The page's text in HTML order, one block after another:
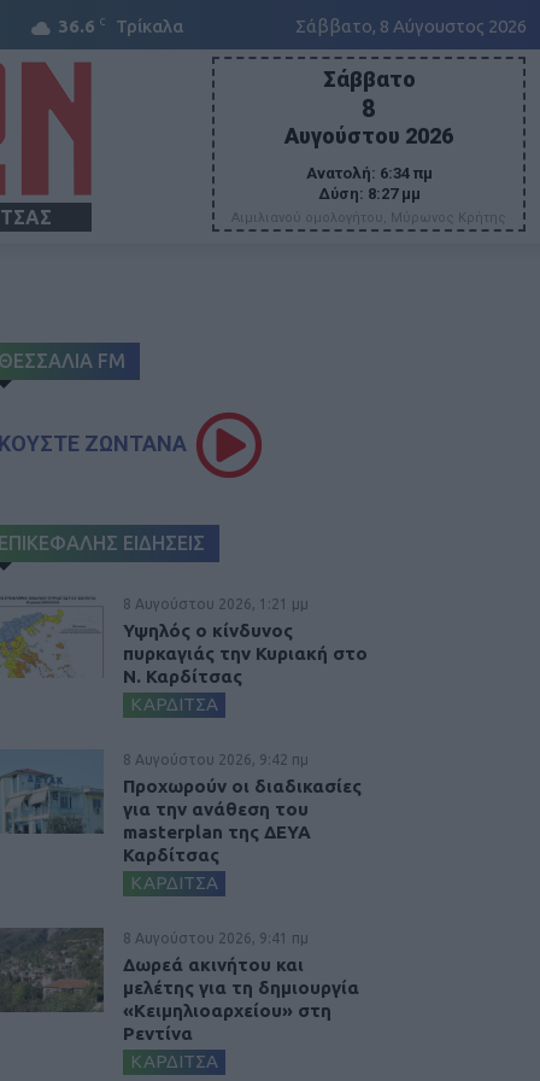
36.6 C Τρίκαλα Σάββατο, 8 Αύγουστος 2026
Σάββατο
8
Αυγούστου 2026
Ανατολή: 6:34 πμ
Δύση: 8:27 μμ
Αιμιλιανού ομολογήτου, Μύρωνος Κρήτης
ΘΕΣΣΑΛΙΑ FM
ΖΩΝΤΑΝΑ
ΕΠΙΚΕΦΑΛΗΣ ΕΙΔΗΣΕΙΣ
8 Αυγούστου 2026, 1:21 μμ
Υψηλός ο κίνδυνος
πυρκαγιάς την Κυριακή στο
Ν. Καρδίτσας
ΚΑΡΔΙΤΣΑ
8 Αυγούστου 2026, 9:42 πμ
Προχωρούν οι διαδικασίες
για την ανάθεση του
masterplan της ΔΕΥΑ
Καρδίτσας
ΚΑΡΔΙΤΣΑ
8 Αυγούστου 2026, 9:41 πμ
Δωρεά ακινήτου και
μελέτης για τη δημιουργία
«Κειμηλιοαρχείου» στη
Ρεντίνα
ΚΑΡΔΙΤΣΑ